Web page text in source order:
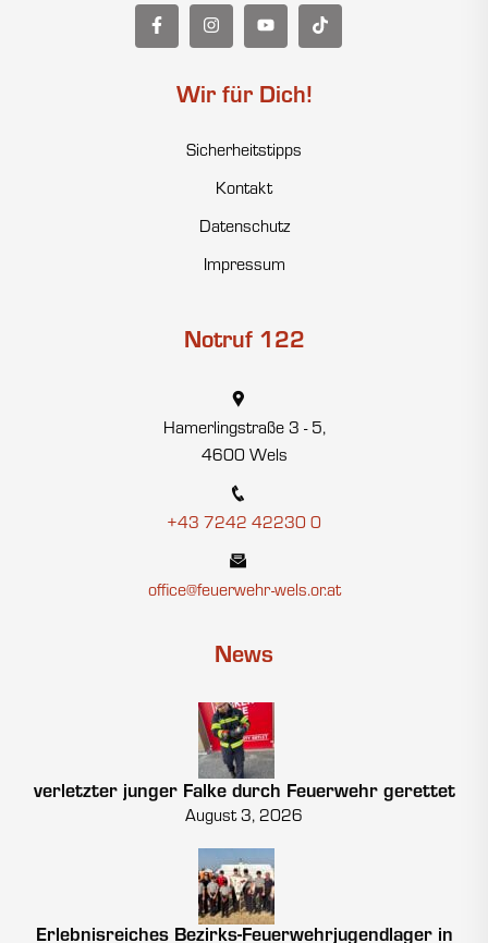
Wir für Dich!
Sicherheitstipps
Kontakt
Datenschutz
Impressum
Notruf 122
Hamerlingstraße 3 - 5,
4600 Wels
+43 7242 42230 0
office@feuerwehr-wels.or.at
News
verletzter junger Falke durch Feuerwehr gerettet
August 3, 2026
Erlebnisreiches Bezirks-Feuerwehrjugendlager in